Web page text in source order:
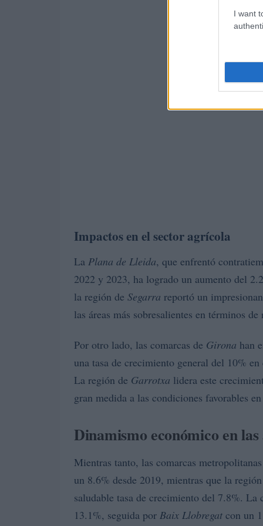
I want
Impactos en el sector agrícola
La Plana de Lleida, que enfrentó
2022 y 2023, ha logrado un aumento del
la región de Segarra reportó un
las áreas más sobresalientes en términos
Por otro lado, las comarcas de Girona han
una tasa de crecimiento general del 10%
La región de Garrotxa lidera este
gran medida a las condiciones favorables
Dinamismo económico en
Mientras tanto, las comarcas
un 8.6% desde 2019, mientras que la
saludable tasa de crecimiento del 7.8%. La
13.1%, seguida por Baix Llobregat con un